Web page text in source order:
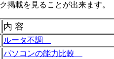
掲載を見ることが出来ます。
内 容
ルータ不調
パソコンの能力比較